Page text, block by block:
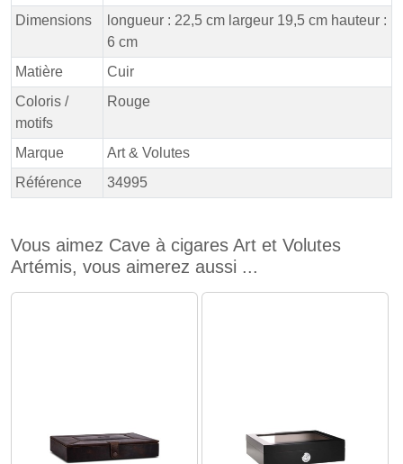
Dimensions
longueur : 22,5 cm largeur 19,5 cm hauteur :
6 cm
Matière
Cuir
Coloris /
motifs
Rouge
Marque
Art & Volutes
Référence
34995
Vous aimez Cave à cigares Art et Volutes
Artémis, vous aimerez aussi ...